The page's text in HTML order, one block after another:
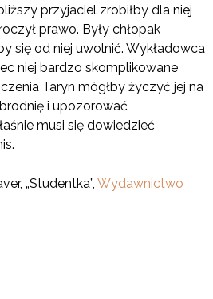
przyjaciel zrobiłby dla niej
prawo. Były chłopak
się od niej uwolnić. Wykładowca
niej bardzo skomplikowane
Taryn mógłby życzyć jej na
i upozorować
musi się dowiedzieć
„Studentka”, Wydawnictwo